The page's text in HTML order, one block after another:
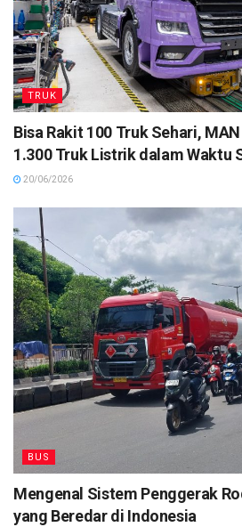
TRUK
Bisa Rakit 100 Truk Sehari,
1.300 Truk Listrik dalam Waktu
20/06/2026
BUS
Mengenal Sistem Penggerak
yang Beredar di Indonesia